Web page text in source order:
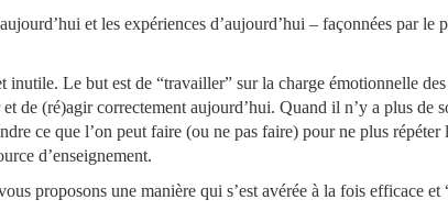
et les expériences d’aujourd’hui – façonnées par le
inutile. Le but est de “travailler” sur la charge émotionnelle
de (ré)agir correctement aujourd’hui. Quand il n’y a plus de
ce que l’on peut faire (ou ne pas faire) pour ne plus répéter
d’enseignement.
proposons une manière qui s’est avérée à la fois efficace et